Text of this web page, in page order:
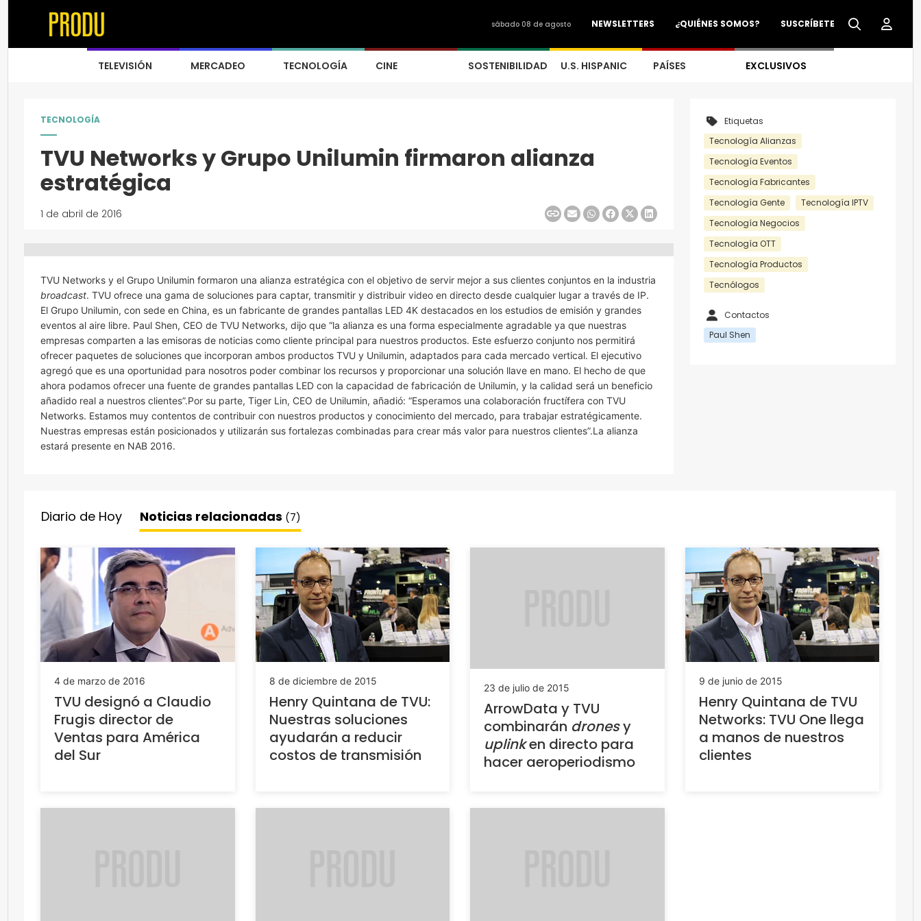
SUSCRÍBETE
¿QUIÉNES SOMOS?
NEWSLETTERS
sábado 08 de agosto
TELEVISIÓN MERCADEO TECNOLOGÍA CINE SOSTENIBILIDAD U.S. HISPANIC PAÍSES EXCLUSIVOS
TECNOLOGÍA
TVU Networks y Grupo Unilumin firmaron alianza
estratégica
1 de abril de 2016
TVU Networks y el Grupo Unilumin formaron una alianza estratégica con el objetivo de servir mejor a sus clientes conjuntos en la industria
broadcast. TVU ofrece una gama de soluciones para captar, transmitir y distribuir video en directo desde cualquier lugar a través de IP.
El Grupo Unilumin, con sede en China, es un fabricante de grandes pantallas LED 4K destacados en los estudios de emisión y grandes
eventos al aire libre. Paul Shen, CEO de TVU Networks, dijo que “la alianza es una forma especialmente agradable ya que nuestras
empresas comparten a las emisoras de noticias como cliente principal para nuestros productos. Este esfuerzo conjunto nos permitirá
ofrecer paquetes de soluciones que incorporan ambos productos TVU y Unilumin, adaptados para cada mercado vertical. El ejecutivo
agregó que es una oportunidad para nosotros poder combinar los recursos y proporcionar una solución llave en mano. El hecho de que
ahora podamos ofrecer una fuente de grandes pantallas LED con la capacidad de fabricación de Unilumin, y la calidad será un beneficio
añadido real a nuestros clientes”.Por su parte, Tiger Lin, CEO de Unilumin, añadió: “Esperamos una colaboración fructífera con TVU
Networks. Estamos muy contentos de contribuir con nuestros productos y conocimiento del mercado, para trabajar estratégicamente.
Nuestras empresas están posicionados y utilizarán sus fortalezas combinadas para crear más valor para nuestros clientes”.La alianza
estará presente en NAB 2016.
Etiquetas
Tecnología Alianzas
Tecnología Eventos
Tecnología Fabricantes
Tecnología Gente
Tecnología IPTV
Tecnología Negocios
Tecnología OTT
Tecnología Productos
Tecnólogos
Contactos
Paul Shen
Diario de Hoy Noticias relacionadas (7)
4 de marzo de 2016
TVU designó a Claudio
Frugis director de
Ventas para América
del Sur
8 de diciembre de 2015
Henry Quintana de TVU:
Nuestras soluciones
ayudarán a reducir
costos de transmisión
23 de julio de 2015
ArrowData y TVU
combinarán dronesy
uplinken directo para
hacer aeroperiodismo
9 de junio de 2015
Henry Quintana de TVU
Networks: TVU One llega
a manos de nuestros
clientes